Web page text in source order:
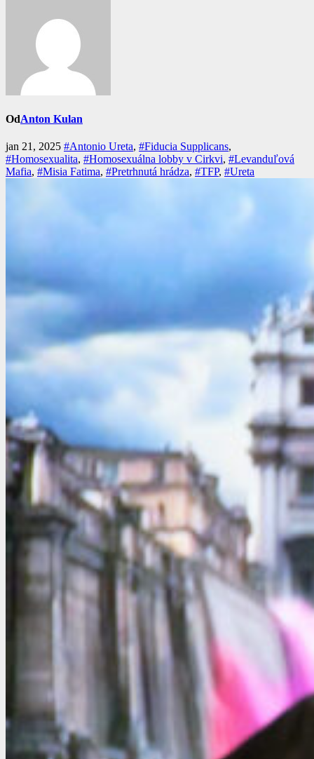
OdAnton Kulan
jan 21, 2025 #Antonio Ureta, #Fiducia Supplicans,
#Homosexualita, #Homosexuálna lobby v Cirkvi, #Levanduľová
Mafia, #Misia Fatima, #Pretrhnutá hrádza, #TFP, #Ureta